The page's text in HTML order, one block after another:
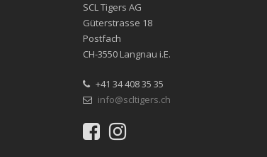
SCL Tigers AG
Güterstrasse 18
Postfach
CH-3550 Langnau i.E.
+41 34 408 35 35
info@scltigers.ch